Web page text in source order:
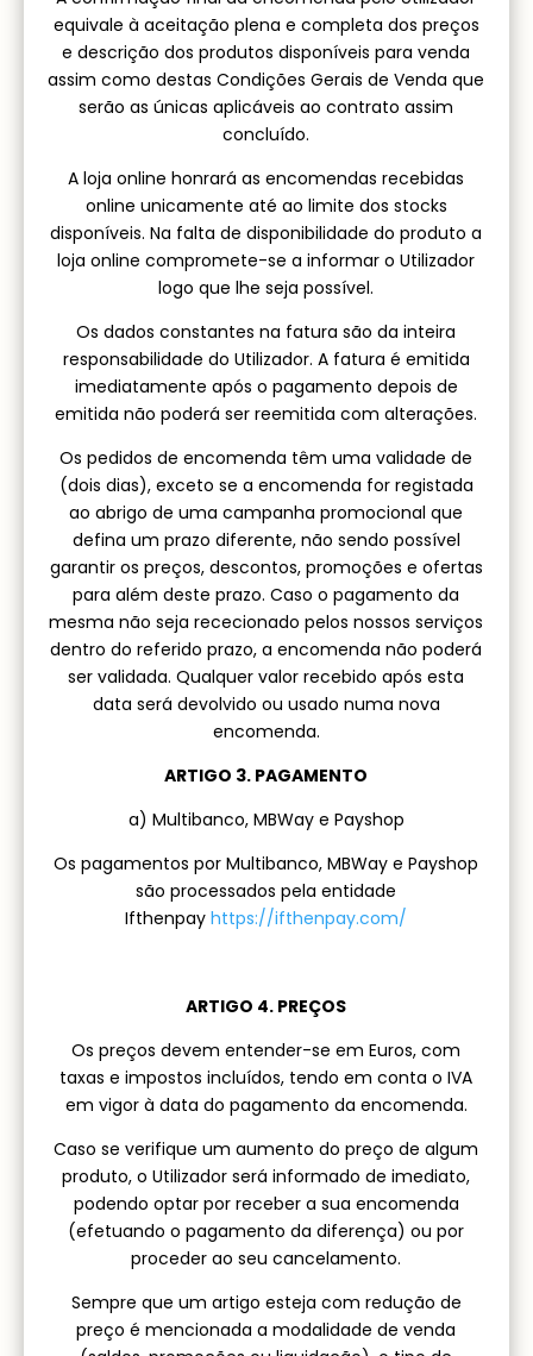
equivale à aceitação plena e completa dos preços
e descrição dos produtos disponíveis para venda
assim como destas Condições Gerais de Venda que
serão as únicas aplicáveis ao contrato assim
concluído.
A loja online honrará as encomendas recebidas
online unicamente até ao limite dos stocks
disponíveis. Na falta de disponibilidade do produto a
loja online compromete-se a informar o Utilizador
logo que lhe seja possível.
Os dados constantes na fatura são da inteira
responsabilidade do Utilizador. A fatura é emitida
imediatamente após o pagamento depois de
emitida não poderá ser reemitida com alterações.
Os pedidos de encomenda têm uma validade de
(dois dias), exceto se a encomenda for registada
ao abrigo de uma campanha promocional que
defina um prazo diferente, não sendo possível
garantir os preços, descontos, promoções e ofertas
para além deste prazo. Caso o pagamento da
mesma não seja rececionado pelos nossos serviços
dentro do referido prazo, a encomenda não poderá
ser validada. Qualquer valor recebido após esta
data será devolvido ou usado numa nova
encomenda.
ARTIGO 3. PAGAMENTO
a) Multibanco, MBWay e Payshop
Os pagamentos por Multibanco, MBWay e Payshop
são processados pela entidade
Ifthenpayhttps://ifthenpay.com/
ARTIGO 4. PREÇOS
Os preços devem entender-se em Euros, com
taxas e impostos incluídos, tendo em conta o IVA
em vigor à data do pagamento da encomenda.
Caso se verifique um aumento do preço de algum
produto, o Utilizador será informado de imediato,
podendo optar por receber a sua encomenda
(efetuando o pagamento da diferença) ou por
proceder ao seu cancelamento.
Sempre que um artigo esteja com redução de
preço é mencionada a modalidade de venda